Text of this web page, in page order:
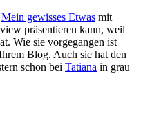
Mein gewisses Etwas mit
präsentieren kann, weil
Wie sie vorgegangen ist
Blog. Auch sie hat den
schon bei Tatiana in grau